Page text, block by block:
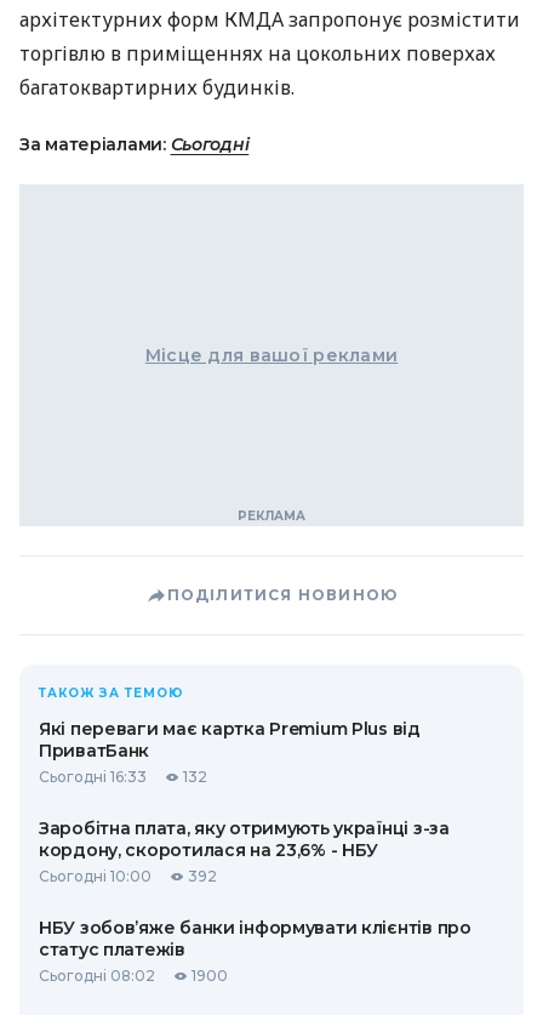
архітектурних форм КМДАзапропонує розмістити
торгівлю в приміщеннях на цокольних поверхах
багатоквартирних будинків.
За матеріалами: Сьогодні
Місце для вашої реклами
ПОДІЛИТИСЯ НОВИНОЮ
ТАКОЖ ЗА ТЕМОЮ
Які переваги має картка Premium Plus від
ПриватБанк
Сьогодні 16:33 132
Заробітна плата, яку отримують українці з-за
кордону, скоротилася на 23,6% - НБУ
Сьогодні 10:00 392
НБУ зобов’яже банки інформувати клієнтів про
статус платежів
Сьогодні 08:02 1900